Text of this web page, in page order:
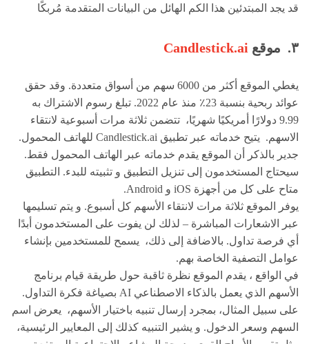
قد يجد المبتدئين هذا الكم الهائل من البيانات المتقدمة مُربكًا
٣. موقع Candlestick.ai
يغطي الموقع أكثر من 6000 سهم من أسواق متعددة. وقد حقق
عوائد ربحية بنسبة 23٪ منذ عام 2022. تبلغ رسوم الاشتراك به
9.99 دولارًا أمريكيًا شهريًا، تتضمن ثلاثة مرات أسبوعية لانتقاء
الاسهم. يتيح خدماته عبر تطبيق Candlestick.ai للهاتف المحمول.
جدير بالذكر أن الموقع يقدم خدماته عبر الهاتف المحمول فقط.
سيحتاج المستخدمون إلى تنزيل التطبيق و تثبيته للبدء. التطبيق
متاح على كل من أجهزة iOS و Android.
يوفر الموقع ثلاثة مرات لانتقاء الأسهم كل أسبوع. و يتم تسليمها
عبر الاشعارات المباشرة – لذلك لن يفوت على المستخدمون أبدًا
أي فرصة تداول. بالاضافة إلى ذلك، يسمح للمستخدمين بإنشاء
عوامل التصفية الخاصة بهم.
في الواقع ، يقدم الموقع نظرة ثاقبة حول طريقة قيام برنامج
الأسهم الذي يعمل بالذكاء الاصطناعي AI بصياغة فكرة التداول.
على سبيل المثال، بمجرد إرسال تنبيه باختيار الأسهم، يعرض اسم
السهم وسعر الدخول. و يشير التنبيه كذلك إلى المعايير الرئيسية،